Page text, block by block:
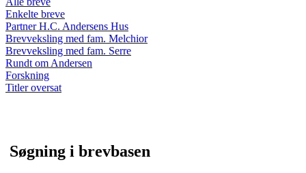
Enkelte breve
Partner H.C. Andersens Hus
Brevveksling med fam. Melchior
Brevveksling med fam. Serre
Rundt om Andersen
Forskning
Titler oversat
Søgning i brevbasen